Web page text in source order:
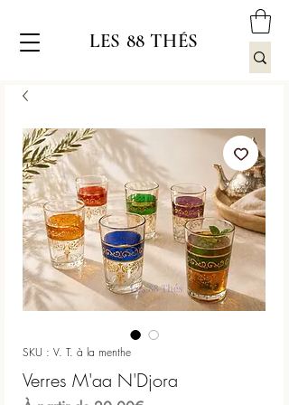
LES 88 THÉS
SKU : V. T. à la menthe
Verres M'aa N'Djora